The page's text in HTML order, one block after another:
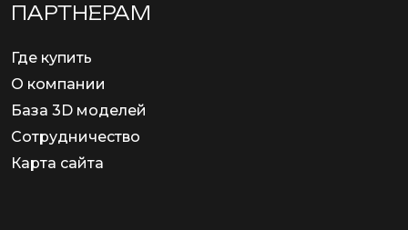
ПАРТНЕРАМ
Где купить
О компании
База 3D моделей
Сотрудничество
Карта сайта